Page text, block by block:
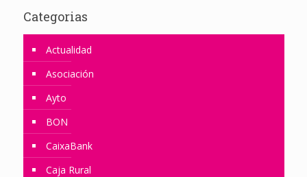
Categorias
Actualidad
Asociación
Ayto
BON
CaixaBank
Caja Rural